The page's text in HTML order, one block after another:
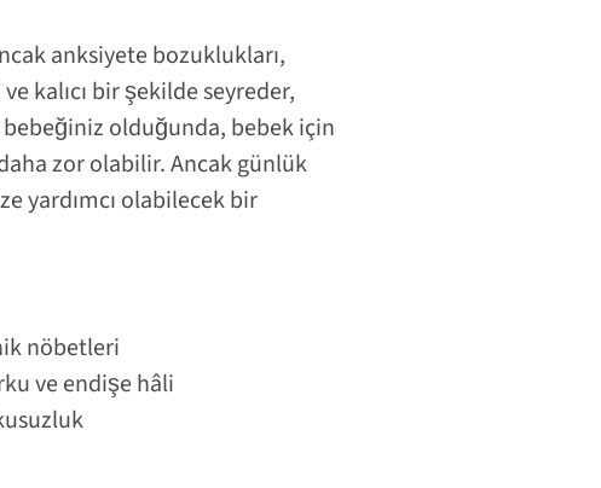
anksiyete bozuklukları,
kalıcı bir şekilde seyreder,
olduğunda, bebek için
zor olabilir. Ancak günlük
yardımcı olabilecek bir
nöbetleri
ve endişe hâli